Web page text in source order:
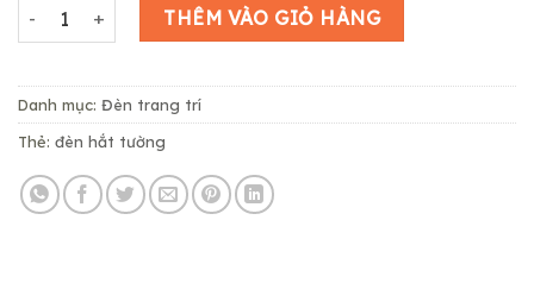
là:
300,000₫.
tại
là:
270,000₫.
Đèn trang trí hắt tường 2 đầu 6w và 8w chống nước số lượng
THÊM VÀO GIỎ HÀNG
Danh mục: Đèn trang trí
Thẻ: đèn hắt tường